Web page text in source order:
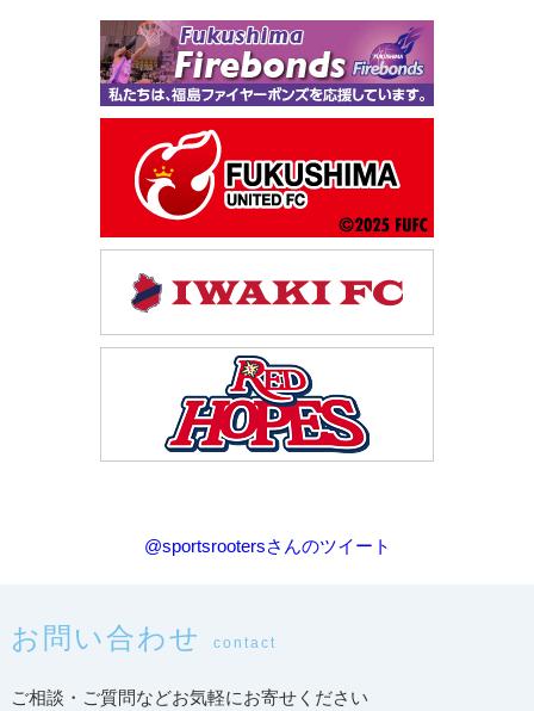
@sportsrootersさんのツイート
お問い合わせ contact
ご相談・ご質問などお気軽にお寄せください